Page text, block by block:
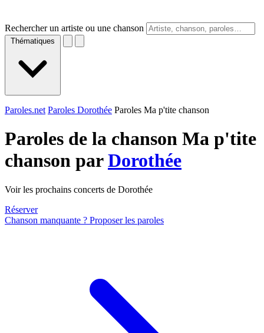
Rechercher un artiste ou une chanson
Thématiques
Paroles.net Paroles Dorothée Paroles Ma p'tite chanson
Paroles de la chanson Ma p'tite
chanson parDorothée
Voir les prochains concerts de Dorothée
Réserver
Chanson manquante ? Proposer les paroles